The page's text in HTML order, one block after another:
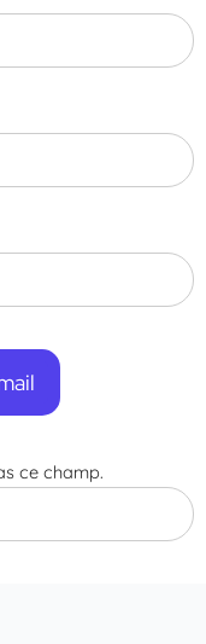
ce champ.